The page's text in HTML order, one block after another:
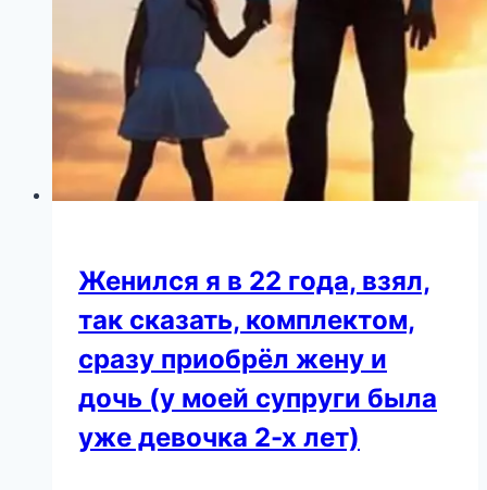
Женился я в 22 года, взял,
так сказать, комплектом,
сразу приобрёл жену и
дочь (у моей супруги была
уже девочка 2-х лет)